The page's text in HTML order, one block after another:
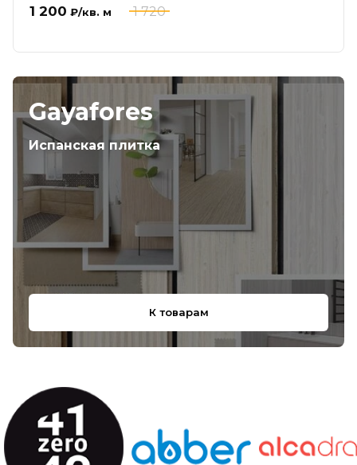
1 720
1 200 ₽/кв. м
Gayafores
Испанская плитка
К товарам